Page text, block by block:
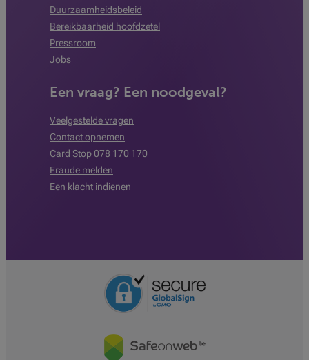
Duurzaamheidsbeleid
Bereikbaarheid hoofdzetel
Pressroom
Jobs
Een vraag? Een noodgeval?
Veelgestelde vragen
Contact opnemen
Card Stop 078 170 170
Fraude melden
Een klacht indienen